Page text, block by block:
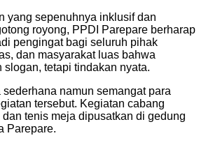
yang sepenuhnya inklusif dan
royong, PPDI Parepare berharap
pengingat bagi seluruh pihak
dan masyarakat luas bahwa
slogan, tetapi tindakan nyata.
namun semangat para
tersebut. Kegiatan cabang
tenis meja dipusatkan di gedung
Parepare.